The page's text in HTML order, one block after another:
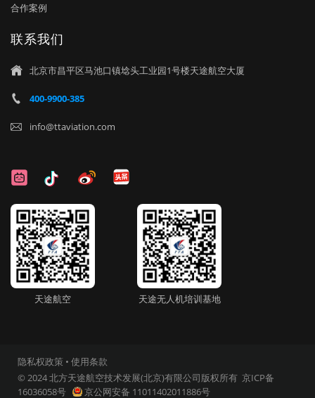
合作案例
联系我们
 北京市昌平区马池口镇埝头工业园1号楼天途航空大厦
 400-9900-385
 info@ttaviation.com
天途航空 天途无人机培训基地
隐私权政策 • 使用条款
© 2024 北方天途航空技术发展(北京)有限公司版权所有 京ICP备
16036058号
京公网安备 11011402011886号